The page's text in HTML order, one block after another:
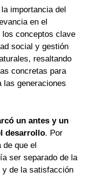
importancia del
en el
conceptos clave
social y gestión
resaltando
concretas para
las generaciones
un antes y un
desarrollo. Por
de que el
ser separado de la
y de la satisfacción